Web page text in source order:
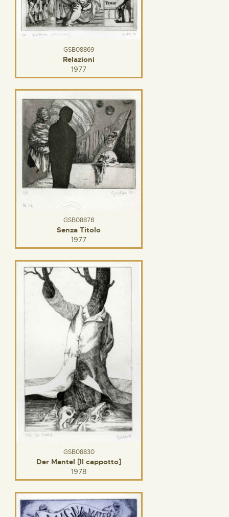
GSB08869
Relazioni
1977
GSB08878
Senza Titolo
1977
GSB08830
Der Mantel [Il cappotto]
1978